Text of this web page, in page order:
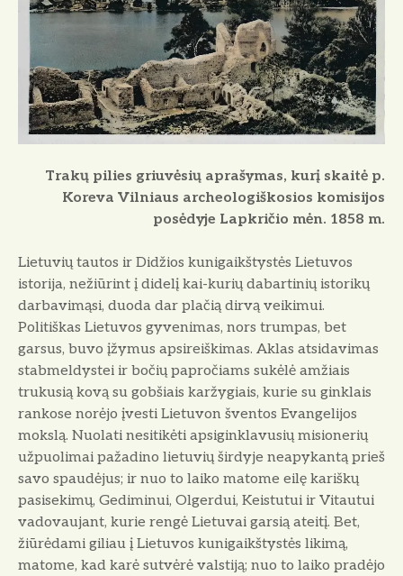
Trakų pilies griuvėsių aprašymas, kurį skaitė p.
Koreva Vilniaus archeologiškosios komisijos
posėdyje Lapkričio mėn. 1858 m.
Lietuvių tautos ir Didžios kunigaikštystės Lietuvos
istorija, nežiūrint į didelį kai-kurių dabartinių istorikų
darbavimąsi, duoda dar plačią dirvą veikimui.
Politiškas Lietuvos gyvenimas, nors trumpas, bet
garsus, buvo įžymus apsireiškimas. Aklas atsidavimas
stabmeldystei ir bočių papročiams sukėlė amžiais
trukusią kovą su gobšiais karžygiais, kurie su ginklais
rankose norėjo įvesti Lietuvon šventos Evangelijos
mokslą. Nuolati nesitikėti apsiginklavusių misionerių
užpuolimai pažadino lietuvių širdyje neapykantą prieš
savo spaudėjus; ir nuo to laiko matome eilę kariškų
pasisekimų, Gediminui, Olgerdui, Keistutui ir Vitautui
vadovaujant, kurie rengė Lietuvai garsią ateitį. Bet,
žiūrėdami giliau į Lietuvos kunigaikštystės likimą,
matome, kad karė sutvėrė valstiją; nuo to laiko pradėjo